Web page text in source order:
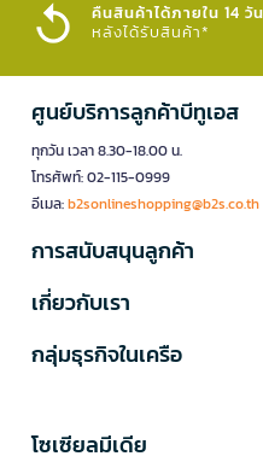
คืนสินค้าได้ภายใน 14 วัน
หลังได้รับสินค้า*
ศูนย์บริการลูกค้าบีทูเอส
ทุกวัน เวลา 8.30-18.00 น.
โทรศัพท์: 02-115-0999
อีเมล:b2sonlineshopping@b2s.co.th
การสนับสนุนลูกค้า
เกี่ยวกับเรา
กลุ่มธุรกิจในเครือ
โซเซียลมีเดีย​